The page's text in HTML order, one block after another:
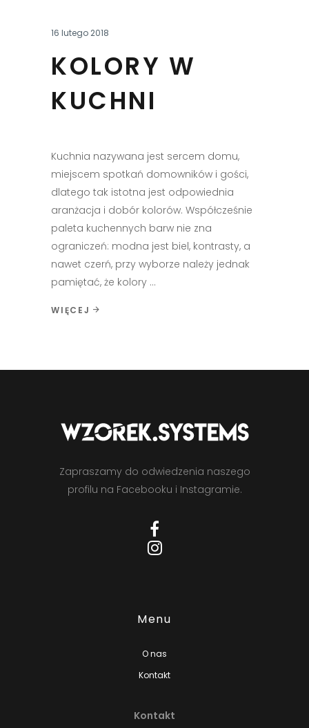
16 lutego 2018
KOLORY W
KUCHNI
Kuchnia nazywana jest sercem domu,
miejscem spotkań domowników i gości,
dlatego tak istotna jest odpowiednia
aranżacja i dobór kolorów. Współcześnie
paleta kuchennych barw nie zna
ograniczeń: modna jest biel, kontrasty, a
nawet czerń, przy wyborze należy jednak
pamiętać, że kolory
WIĘCEJ
Zapraszamy do odwiedzenia naszego
profilu na Facebooku i Instagramie.
Menu
O nas
Kontakt
Kontakt